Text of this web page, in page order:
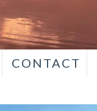
CONTACT